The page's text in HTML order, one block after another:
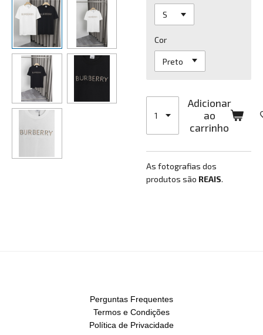
Cor
Adicionar
ao
carrinho
As fotografias dos
produtos são REAIS.
Perguntas Frequentes
Termos e Condições
Política de Privacidade